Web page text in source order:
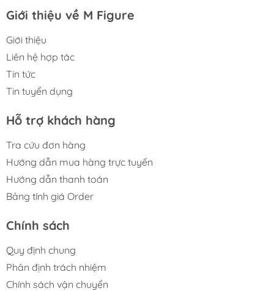
Giới thiệu về M Figure
Giới thiệu
Liên hệ hợp tác
Tin tức
Tin tuyển dụng
Hỗ trợ khách hàng
Tra cứu đơn hàng
Hướng dẫn mua hàng trực tuyến
Hướng dẫn thanh toán
Bảng tính giá Order
Chính sách
Quy định chung
Phân định trách nhiệm
Chính sách vận chuyển